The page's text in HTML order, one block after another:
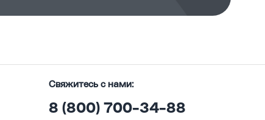
Свяжитесь с нами:
8 (800) 700-34-88